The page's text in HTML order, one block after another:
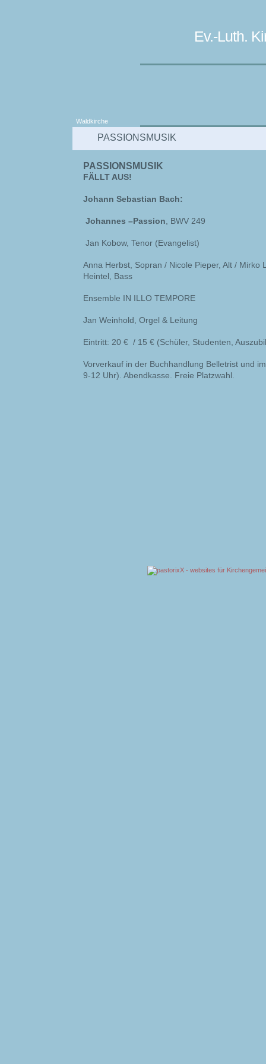
Ev.-Luth.
Waldkirche
PASSIONSMUSIK
PASSIONSMUSIK
FÄLLT AUS!
Johann Sebastian Bach:
Johannes –Passion , BWV 249
Jan Kobow, Tenor (Evangelist)
Anna Herbst, Sopran / Nicole Pieper, Alt / Mirko
Heintel, Bass
Ensemble IN ILLO TEMPORE
Jan Weinhold, Orgel & Leitung
Eintritt: 20 € / 15 € (Schüler, Studenten,
Vorverkauf in der Buchhandlung Belletrist und
9-12 Uhr). Abendkasse. Freie Platzwahl.